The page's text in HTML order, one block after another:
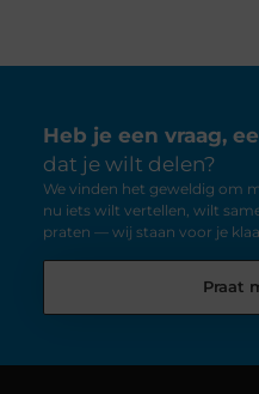
Heb je een vraag,
dat je wilt delen?
We vinden het geweldig om
nu iets wilt vertellen, wilt
praten — wij staan voor je
Praat